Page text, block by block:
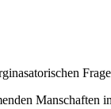
Manschaften